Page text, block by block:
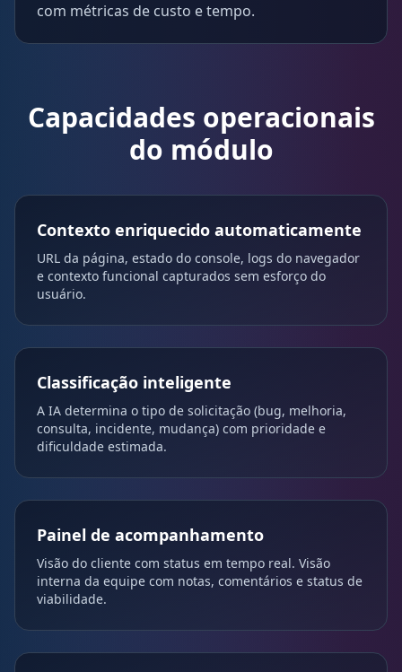
com métricas de custo e tempo.
Capacidades operacionais
do módulo
Contexto enriquecido automaticamente
URL da página, estado do console, logs do navegador
e contexto funcional capturados sem esforço do
usuário.
Classificação inteligente
A IA determina o tipo de solicitação (bug, melhoria,
consulta, incidente, mudança) com prioridade e
dificuldade estimada.
Painel de acompanhamento
Visão do cliente com status em tempo real. Visão
interna da equipe com notas, comentários e status de
viabilidade.